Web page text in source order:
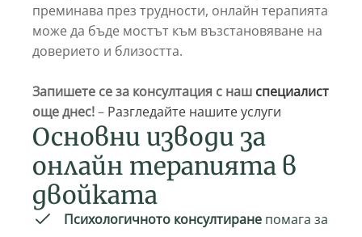
преминава през трудности, онлайн терапията
може да бъде мостът към възстановяване на
доверието и близостта.
Запишете се за консултация с наш специалист
още днес!– Разгледайте нашите услуги
Основни изводи за
онлайн терапията в
двойката
Психологичното консултиране помага за